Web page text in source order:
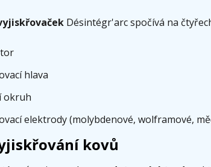
Désintégr'arc spočívá na
hlava
okruh
elektrody (molybdenové, wolframové,
kovů